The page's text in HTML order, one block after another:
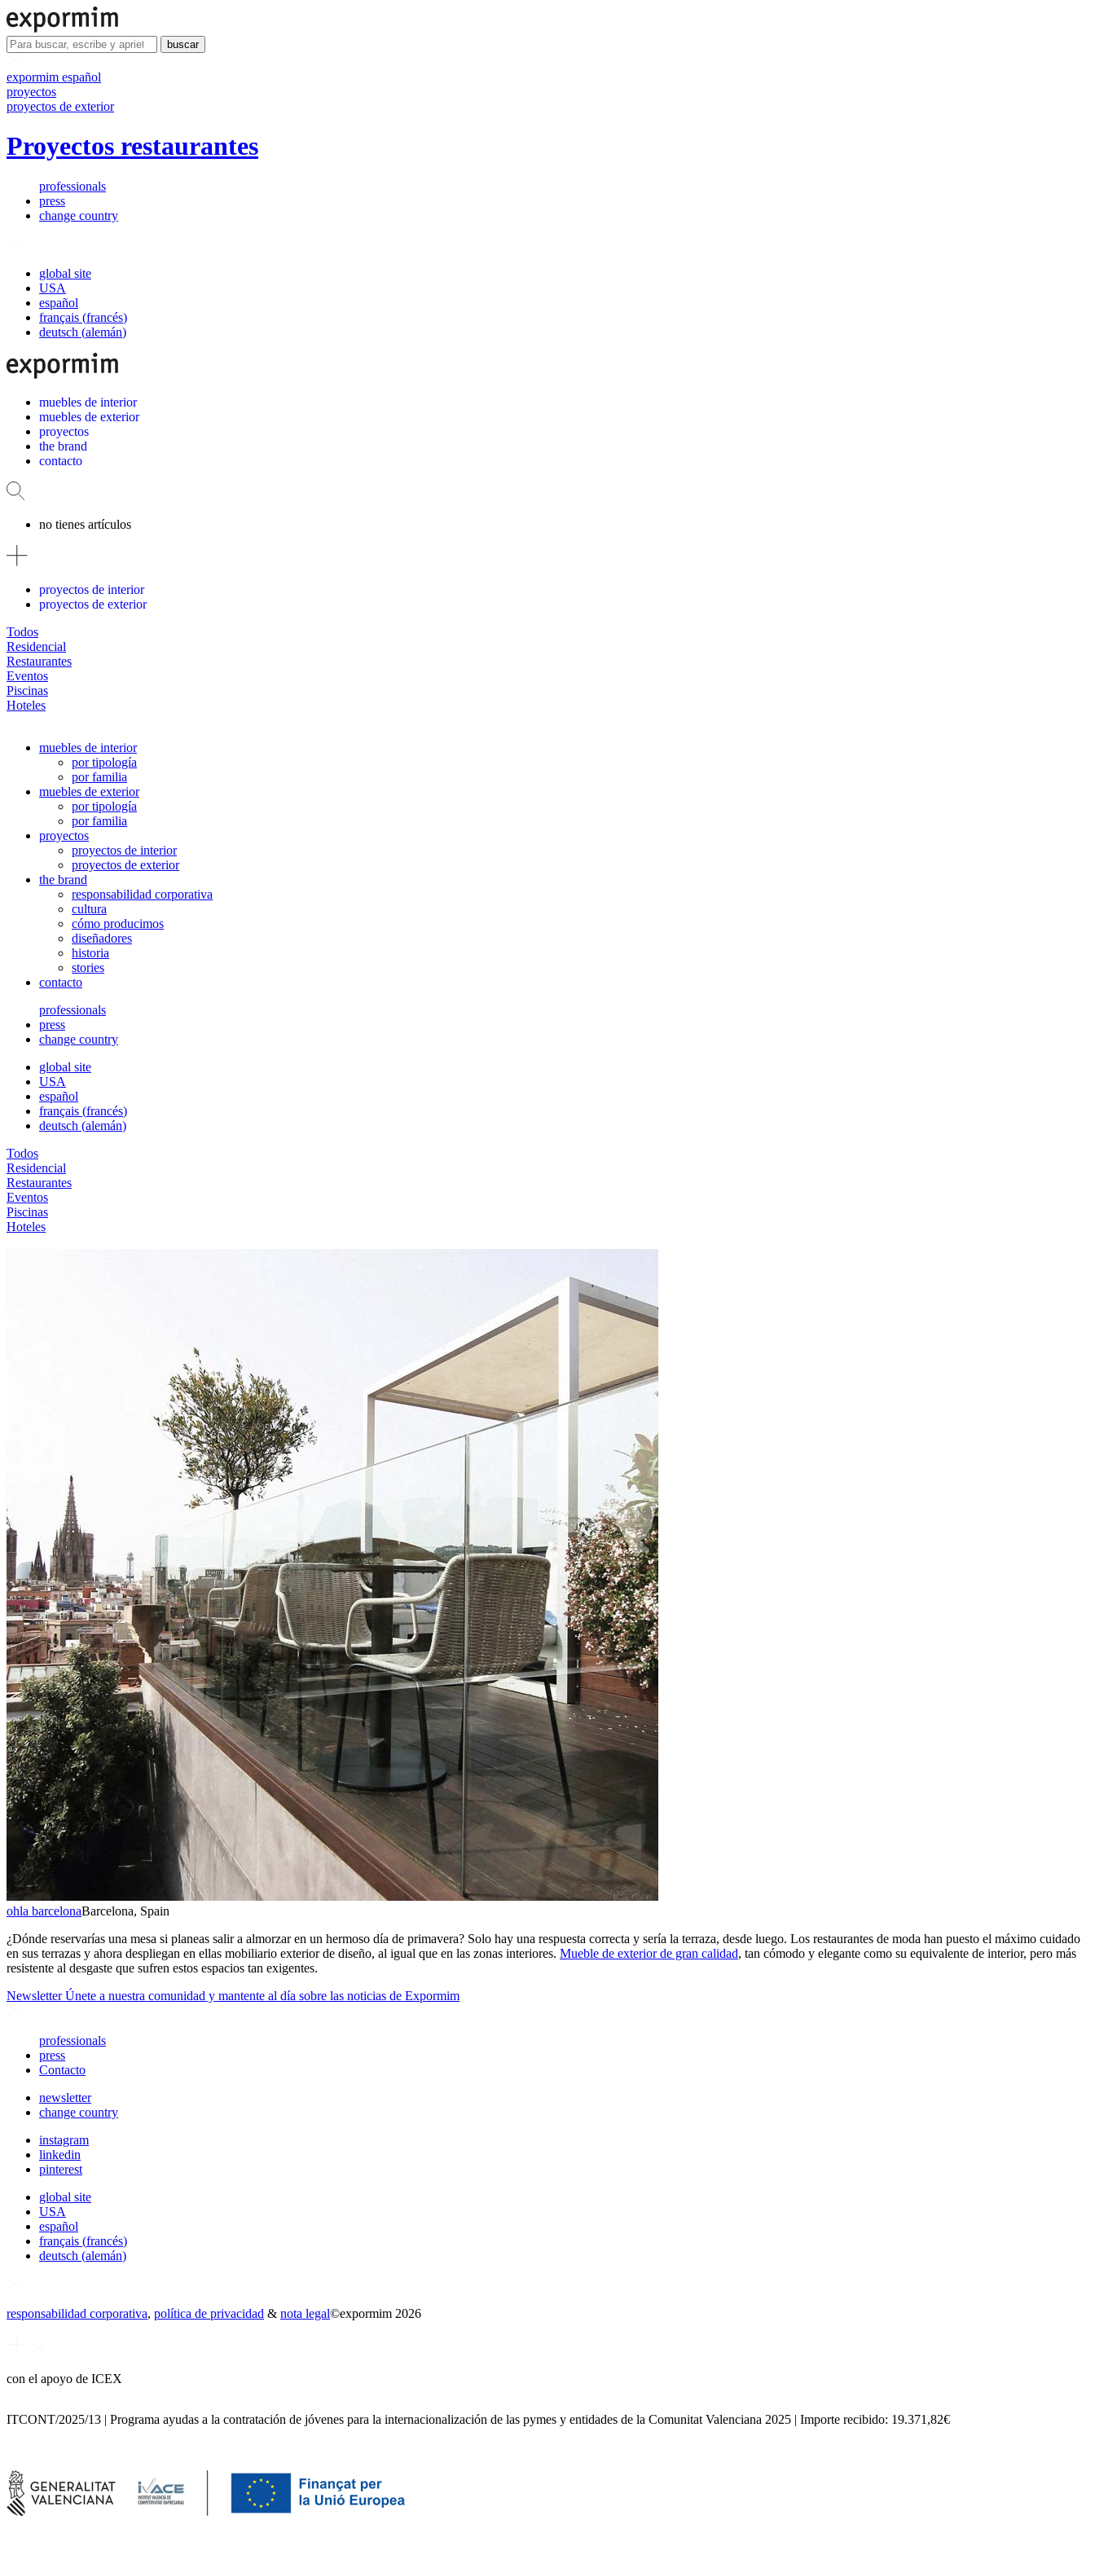
buscar
expormim español
proyectos
proyectos de exterior
Proyectos restaurantes
professionals
press
change country
global site
USA
español
français (francés)
deutsch (alemán)
muebles de interior
muebles de exterior
proyectos
the brand
contacto
no tienes artículos
proyectos de interior
proyectos de exterior
Todos
Residencial
Restaurantes
Eventos
Piscinas
Hoteles
muebles de interior
por tipología
por familia
muebles de exterior
por tipología
por familia
proyectos
proyectos de interior
proyectos de exterior
the brand
responsabilidad corporativa
cultura
cómo producimos
diseñadores
historia
stories
contacto
professionals
press
change country
global site
USA
español
français (francés)
deutsch (alemán)
Todos
Residencial
Restaurantes
Eventos
Piscinas
Hoteles
ohla barcelonaBarcelona, Spain
¿Dónde reservarías una mesa si planeas salir a almorzar en un hermoso día de primavera? Solo hay una respuesta correcta y sería la terraza, desde luego. Los restaurantes de moda han puesto el máximo cuidado
en sus terrazas y ahora despliegan en ellas mobiliario exterior de diseño, al igual que en las zonas interiores. Mueble de exterior de gran calidad, tan cómodo y elegante como su equivalente de interior, pero más
resistente al desgaste que sufren estos espacios tan exigentes.
Newsletter Únete a nuestra comunidad y mantente al día sobre las noticias de Expormim
professionals
press
Contacto
newsletter
change country
instagram
linkedin
pinterest
global site
USA
español
français (francés)
deutsch (alemán)
responsabilidad corporativa, política de privacidad & nota legal©expormim 2026
con el apoyo de ICEX
ITCONT/2025/13 | Programa ayudas a la contratación de jóvenes para la internacionalización de las pymes y entidades de la Comunitat Valenciana 2025 | Importe recibido: 19.371,82€